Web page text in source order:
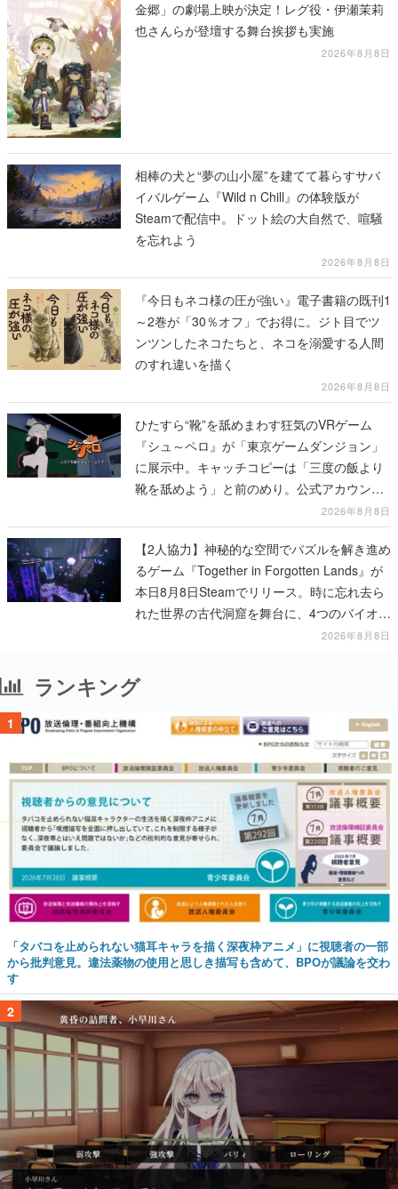
金郷」の劇場上映が決定！レグ役・伊瀬茉莉
也さんらが登壇する舞台挨拶も実施
2026年8月8日
相棒の犬と“夢の山小屋”を建てて暮らすサバ
イバルゲーム『Wild n Chill』の体験版が
Steamで配信中。ドット絵の大自然で、喧騒
を忘れよう
2026年8月8日
『今日もネコ様の圧が強い』電子書籍の既刊1
～2巻が「30％オフ」でお得に。ジト目でツ
ンツンしたネコたちと、ネコを溺愛する人間
のすれ違いを描く
2026年8月8日
ひたすら“靴”を舐めまわす狂気のVRゲーム
『シュ～ペロ』が「東京ゲームダンジョン」
に展示中。キャッチコピーは「三度の飯より
靴を舐めよう」と前のめり。公式アカウント
も開設され、2026年リリースに向けて開発中
2026年8月8日
【2人協力】神秘的な空間でパズルを解き進め
るゲーム『Together in Forgotten Lands』が
本日8月8日Steamでリリース。時に忘れ去ら
れた世界の古代洞窟を舞台に、4つのバイオー
2026年8月8日
ランキング
1
「タバコを止められない猫耳キャラを描く深夜枠アニメ」に視聴者の一部
から批判意見。違法薬物の使用と思しき描写も含めて、BPOが議論を交わ
す
2